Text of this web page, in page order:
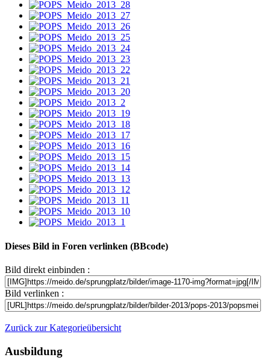
Dieses Bild in Foren verlinken (BBcode)
Bild direkt einbinden :
Bild verlinken :
Zurück zur Kategorieübersicht
Ausbildung